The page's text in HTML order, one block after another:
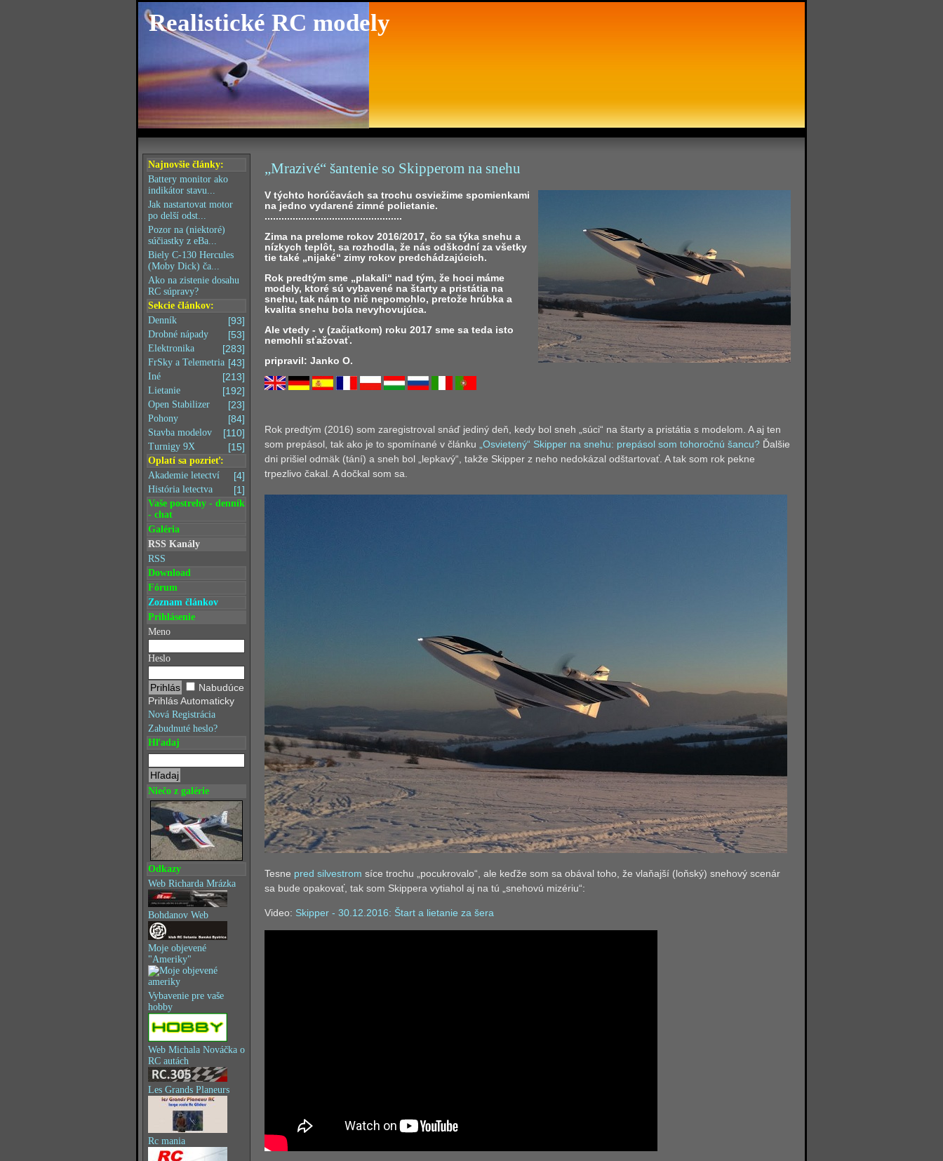
Realistické RC modely
Najnovšie články:
Battery monitor ako
indikátor stavu...
Jak nastartovat motor
po delší odst...
Pozor na (niektoré)
súčiastky z eBa...
Biely C-130 Hercules
(Moby Dick) ča...
Ako na zistenie dosahu
RC súpravy?
Sekcie článkov:
[93]
Denník
[53]
Drobné nápady
[283]
Elektronika
[43]
FrSky a Telemetria
[213]
Iné
[192]
Lietanie
[23]
Open Stabilizer
[84]
Pohony
[110]
Stavba modelov
[15]
Turnigy 9X
Oplatí sa pozrieť:
[4]
Akademie letectví
[1]
História letectva
Vaše postrehy - denník
- chat
Galéria
RSS Kanály
RSS
Download
Fórum
Zoznam článkov
Prihlásenie
Meno
Heslo
Nabudúce
Prihlás Automaticky
Nová Registrácia
Zabudnuté heslo?
Hľadaj
Niečo z galérie
Odkazy
Web Richarda Mrázka
Bohdanov Web
Moje objevené
"Ameriky"
Vybavenie pre vaše
hobby
Web Michala Nováčka o
RC autách
Les Grands Planeurs
Rc mania
„Mrazivé“ šantenie so Skipperom na snehu
V týchto horúčavách sa trochu osviežime spomienkami
na jedno vydarené zimné polietanie.
.................................................
Zima na prelome rokov 2016/2017, čo sa týka snehu a
nízkych teplôt, sa rozhodla, že nás odškodní za všetky
tie také „nijaké“ zimy rokov predchádzajúcich.
Rok predtým sme „plakali“ nad tým, že hoci máme
modely, ktoré sú vybavené na štarty a pristátia na
snehu, tak nám to nič nepomohlo, pretože hrúbka a
kvalita snehu bola nevyhovujúca.
Ale vtedy - v (začiatkom) roku 2017 sme sa teda isto
nemohli sťažovať.
pripravil: Janko O.
Rok predtým (2016) som zaregistroval snáď jediný deň, kedy bol sneh „súci“ na štarty a pristátia s modelom. A aj ten
som prepásol, tak ako je to spomínané v článku
„Osvietený“ Skipper na snehu: prepásol som tohoročnú šancu? Ďalšie
dni prišiel odmäk (tání) a sneh bol „lepkavý“, takže Skipper z neho nedokázal odštartovať. A tak som rok pekne
trpezlivo čakal. A dočkal som sa.
Tesne pred silvestrom síce trochu „pocukrovalo“, ale keďže som sa obával toho, že vlaňajší (loňský) snehový scenár
sa bude opakovať, tak som Skippera vytiahol aj na tú „snehovú mizériu“:
Video: Skipper - 30.12.2016: Štart a lietanie za šera